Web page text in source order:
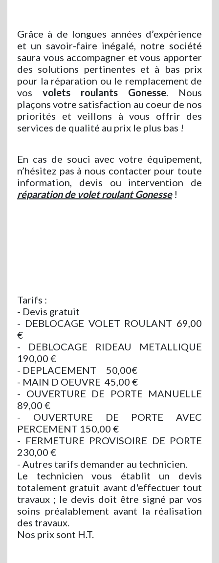
Grâce à de longues années d’expérience
et un savoir-faire inégalé, notre société
saura vous accompagner et vous apporter
des solutions pertinentes et à bas prix
pour la réparation ou le remplacement de
vos volets roulants Gonesse. Nous
plaçons votre satisfaction au coeur de nos
priorités et veillons à vous offrir des
services de qualité au prix le plus bas !
En cas de souci avec votre équipement,
n’hésitez pas à nous contacter pour toute
information, devis ou intervention de
réparation de volet roulant Gonesse!
Tarifs :
- Devis gratuit
- DEBLOCAGE VOLET ROULANT 69,00
€
- DEBLOCAGE RIDEAU METALLIQUE
190,00 €
- DEPLACEMENT 50,00€
- MAIN D OEUVRE 45,00 €
- OUVERTURE DE PORTE MANUELLE
89,00 €
- OUVERTURE DE PORTE AVEC
PERCEMENT 150,00 €
- FERMETURE PROVISOIRE DE PORTE
230,00 €
- Autres tarifs demander au technicien.
Le technicien vous établit un devis
totalement gratuit avant d'effectuer tout
travaux ; le devis doit être signé par vos
soins préalablement avant la réalisation
des travaux.
Nos prix sont H.T.